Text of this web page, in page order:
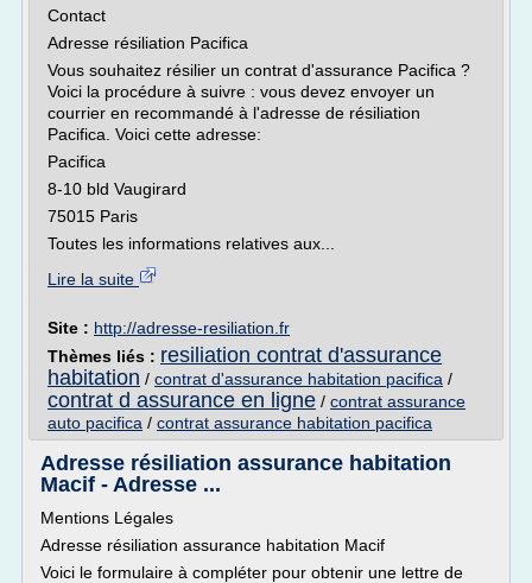
Contact
Adresse résiliation Pacifica
Vous souhaitez résilier un contrat d'assurance Pacifica ?
Voici la procédure à suivre : vous devez envoyer un
courrier en recommandé à l'adresse de résiliation
Pacifica. Voici cette adresse:
Pacifica
8-10 bld Vaugirard
75015 Paris
Toutes les informations relatives aux...
Lire la suite
Site : http://adresse-resiliation.fr
Thèmes liés : resiliation contrat d'assurance
habitation / contrat d'assurance habitation pacifica /
contrat d assurance en ligne / contrat assurance
auto pacifica / contrat assurance habitation pacifica
Adresse résiliation assurance habitation
Macif - Adresse ...
Mentions Légales
Adresse résiliation assurance habitation Macif
Voici le formulaire à compléter pour obtenir une lettre de